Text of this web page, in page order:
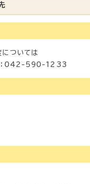
ついては
：042-590-1233